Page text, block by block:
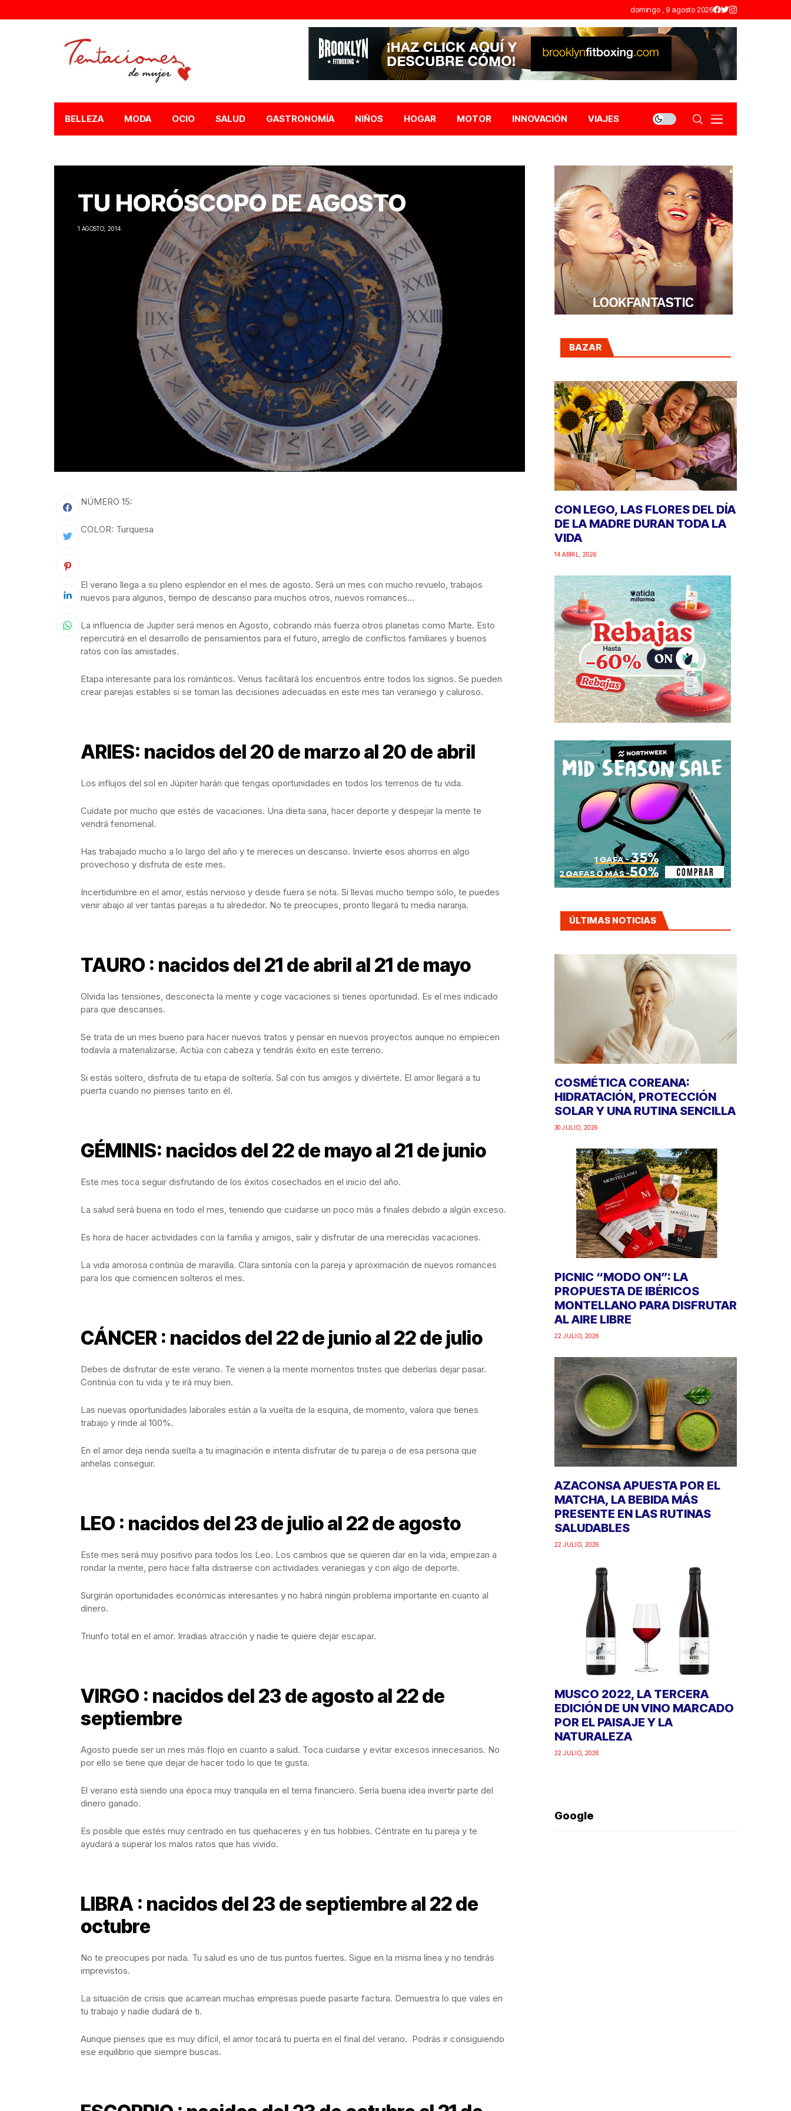
domingo , 9 agosto 2026
BELLEZA MODA OCIO SALUD GASTRONOMÍA NIÑOS HOGAR MOTOR INNOVACIÓN VIAJES
TU HORÓSCOPO DE AGOSTO
1 AGOSTO, 2014
NÚMERO 15:
COLOR: Turquesa
El verano llega a su pleno esplendor en el mes de agosto. Será un mes con mucho revuelo, trabajos
nuevos para algunos, tiempo de descanso para muchos otros, nuevos romances…
La influencia de Jupiter será menos en Agosto, cobrando más fuerza otros planetas como Marte. Esto
repercutirá en el desarrollo de pensamientos para el futuro, arreglo de conflictos familiares y buenos
ratos con las amistades.
Etapa interesante para los románticos. Venus facilitará los encuentros entre todos los signos. Se pueden
crear parejas estables si se toman las decisiones adecuadas en este mes tan veraniego y caluroso.
ARIES: nacidos del 20 de marzo al 20 de abril
Los influjos del sol en Júpiter harán que tengas oportunidades en todos los terrenos de tu vida.
Cuídate por mucho que estés de vacaciones. Una dieta sana, hacer deporte y despejar la mente te
vendrá fenomenal.
Has trabajado mucho a lo largo del año y te mereces un descanso. Invierte esos ahorros en algo
provechoso y disfruta de este mes.
Incertidumbre en el amor, estás nervioso y desde fuera se nota. Si llevas mucho tiempo sólo, te puedes
venir abajo al ver tantas parejas a tu alrededor. No te preocupes, pronto llegará tu media naranja.
TAURO : nacidos del 21 de abril al 21 de mayo
Olvida las tensiones, desconecta la mente y coge vacaciones si tienes oportunidad. Es el mes indicado
para que descanses.
Se trata de un mes bueno para hacer nuevos tratos y pensar en nuevos proyectos aunque no empiecen
todavía a materializarse. Actúa con cabeza y tendrás éxito en este terreno.
Si estás soltero, disfruta de tu etapa de soltería. Sal con tus amigos y diviértete. El amor llegará a tu
puerta cuando no pienses tanto en él.
GÉMINIS: nacidos del 22 de mayo al 21 de junio
Este mes toca seguir disfrutando de los éxitos cosechados en el inicio del año.
La salud será buena en todo el mes, teniendo que cuidarse un poco más a finales debido a algún exceso.
Es hora de hacer actividades con la familia y amigos, salir y disfrutar de una merecidas vacaciones.
La vida amorosa continúa de maravilla. Clara sintonía con la pareja y aproximación de nuevos romances
para los que comiencen solteros el mes.
CÁNCER : nacidos del 22 de junio al 22 de julio
Debes de disfrutar de este verano. Te vienen a la mente momentos tristes que deberías dejar pasar.
Continúa con tu vida y te irá muy bien.
Las nuevas oportunidades laborales están a la vuelta de la esquina, de momento, valora que tienes
trabajo y rinde al 100%.
En el amor deja rienda suelta a tu imaginación e intenta disfrutar de tu pareja o de esa persona que
anhelas conseguir.
LEO : nacidos del 23 de julio al 22 de agosto
Este mes será muy positivo para todos los Leo. Los cambios que se quieren dar en la vida, empiezan a
rondar la mente, pero hace falta distraerse con actividades veraniegas y con algo de deporte.
Surgirán oportunidades económicas interesantes y no habrá ningún problema importante en cuanto al
dinero.
Triunfo total en el amor. Irradias atracción y nadie te quiere dejar escapar.
VIRGO : nacidos del 23 de agosto al 22 de
septiembre
Agosto puede ser un mes más flojo en cuanto a salud. Toca cuidarse y evitar excesos innecesarios. No
por ello se tiene que dejar de hacer todo lo que te gusta.
El verano está siendo una época muy tranquila en el tema financiero. Sería buena idea invertir parte del
dinero ganado.
Es posible que estés muy centrado en tus quehaceres y en tus hobbies. Céntrate en tu pareja y te
ayudará a superar los malos ratos que has vivido.
LIBRA : nacidos del 23 de septiembre al 22 de
octubre
No te preocupes por nada. Tu salud es uno de tus puntos fuertes. Sigue en la misma línea y no tendrás
imprevistos.
La situación de crisis que acarrean muchas empresas puede pasarte factura. Demuestra lo que vales en
tu trabajo y nadie dudará de ti.
Aunque pienses que es muy difícil, el amor tocará tu puerta en el final del verano. Podrás ir consiguiendo
ese equilibrio que siempre buscas.
BAZAR
CON LEGO, LAS FLORES DEL DÍA
DE LA MADRE DURAN TODA LA
VIDA
14 ABRIL, 2026
ÚLTIMAS NOTICIAS
COSMÉTICA COREANA:
HIDRATACIÓN, PROTECCIÓN
SOLAR Y UNA RUTINA SENCILLA
30 JULIO, 2026
PICNIC “MODO ON”: LA
PROPUESTA DE IBÉRICOS
MONTELLANO PARA DISFRUTAR
AL AIRE LIBRE
22 JULIO, 2026
AZACONSA APUESTA POR EL
MATCHA, LA BEBIDA MÁS
PRESENTE EN LAS RUTINAS
SALUDABLES
22 JULIO, 2026
MUSCO 2022, LA TERCERA
EDICIÓN DE UN VINO MARCADO
POR EL PAISAJE Y LA
NATURALEZA
22 JULIO, 2026
Google